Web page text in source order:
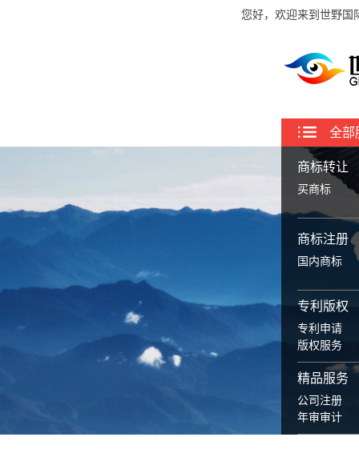
您好，欢迎来到世野国
全部
商标转让
买商标
商标注册
国内商标
专利版权
专利申请
版权服务
精品服务
公司注册
年审审计